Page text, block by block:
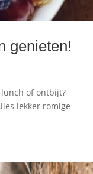
genieten!
of ontbijt?
lekker romige